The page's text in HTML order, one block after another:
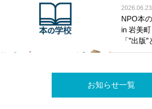
らせ
2026.06.23
NPO本
in 岩美
「”出版
記憶を
お知らせ一覧